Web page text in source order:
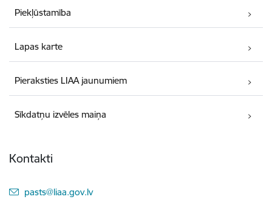
Piekļūstamība
Lapas karte
Pieraksties LIAA jaunumiem
Sīkdatņu izvēles maiņa
Kontakti
E-pasts:
pasts@liaa.gov.lv